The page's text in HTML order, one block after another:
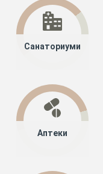
Санаториуми
Аптеки